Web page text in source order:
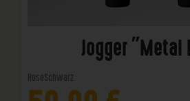
Jogger "Metal